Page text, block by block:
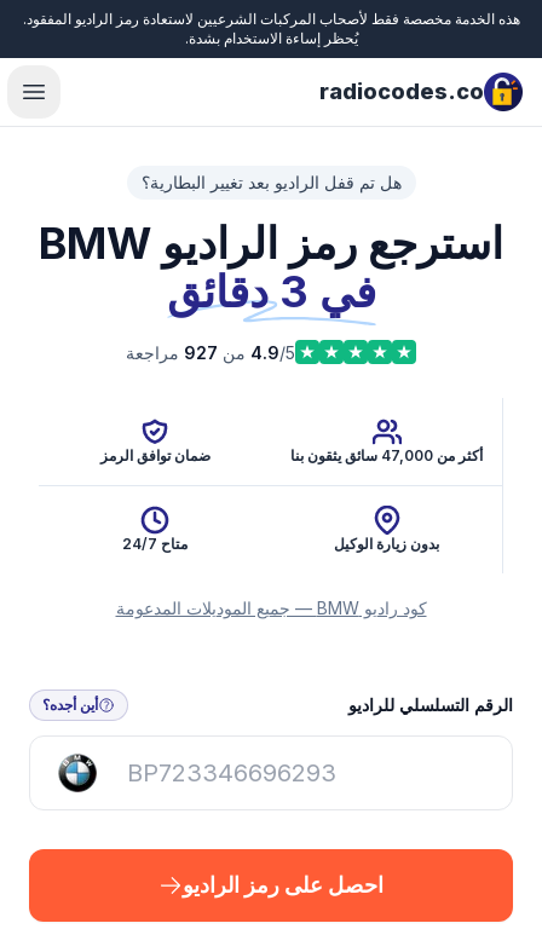
هذه الخدمة مخصصة فقط لأصحاب المركبات الشرعيين لاستعادة رمز الراديو المفقود.
يُحظر إساءة الاستخدام بشدة.
radiocodes.co
هل تم قفل الراديو بعد تغيير البطارية؟
استرجع رمز الراديو BMW
في 3 دقائق
4.9/5 من 927 مراجعة
أكثر من 47,000 سائق يثقون بنا ضمان توافق الرمز
بدون زيارة الوكيل متاح 24/7
كود راديو BMW — جميع الموديلات المدعومة
احصل على رمز الراديو
الرقم التسلسلي للراديو أين أجده؟
احصل على رمز الراديو